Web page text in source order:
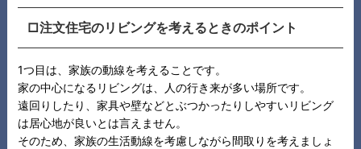
□注文住宅のリビングを考えるときのポイント
1つ目は、家族の動線を考えることです。
家の中心になるリビングは、人の行き来が多い場所です。
遠回りしたり、家具や壁などとぶつかったりしやすいリビング
は居心地が良いとは言えません。
そのため、家族の生活動線を考慮しながら間取りを考えましょ